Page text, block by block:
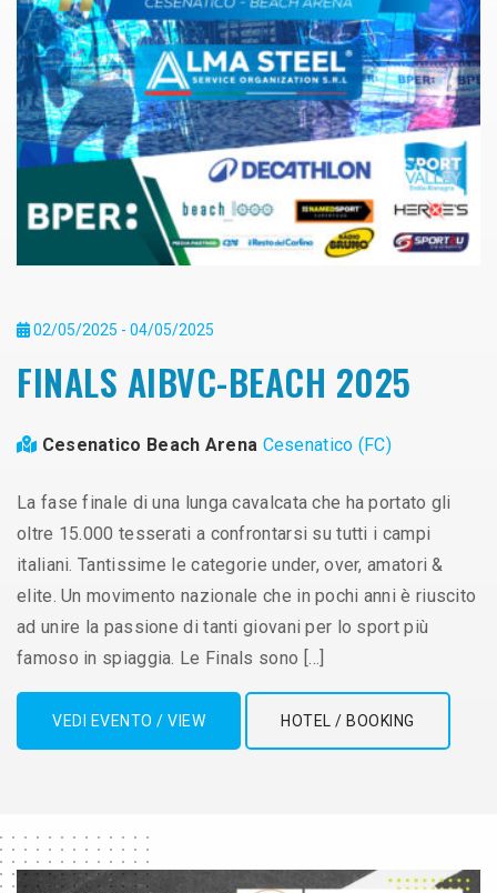
02/05/2025 - 04/05/2025
FINALS AIBVC-BEACH 2025
Cesenatico Beach Arena Cesenatico (FC)
La fase finale di una lunga cavalcata che ha portato gli
oltre 15.000 tesserati a confrontarsi su tutti i campi
italiani. Tantissime le categorie under, over, amatori &
elite. Un movimento nazionale che in pochi anni è riuscito
ad unire la passione di tanti giovani per lo sport più
famoso in spiaggia. Le Finals sono […]
VEDI EVENTO / VIEW HOTEL / BOOKING